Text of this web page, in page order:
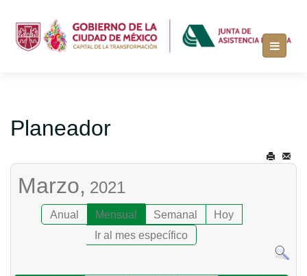
Planeador
Marzo, 2021
Anual Mensual Semanal
Hoy
Ir al mes específico